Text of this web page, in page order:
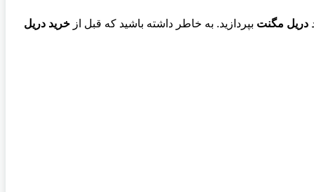
دریل مگنت بپردازید. به خاطر داشته باشید که قبل از خرید دریل